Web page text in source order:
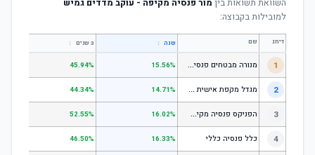
השוואת תשואות בין מור פנסיה מקיפה - עוקב מדדים גמיש
למובילות בקבוצה:
דירוג שם שנה ↕ 3 שנים ↕
1 מ
נורה מבטחים פנסיה - כללי 15.56%
45.94%
2 מ
גדל מקפת אישית כללי 14.71%
44.34%
3 ה
פניקס פנסיה מקיפה - מסלול לבני 50 ומטה 16.02%
52.55%
4 כלל פנסיה כללי 16.33%
46.50%